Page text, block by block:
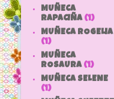
MUÑECA
RAPACIÑA (1)
MUÑECA ROGELIA
(1)
MUÑECA
ROSAURA (1)
MUÑECA SELENE
(1)